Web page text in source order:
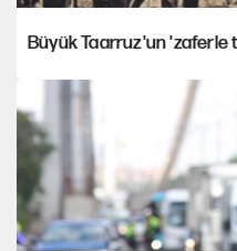
Büyük Taarruz'un 'zaferle